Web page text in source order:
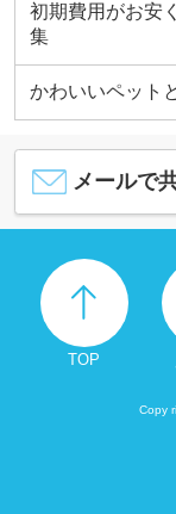
初期費用がお安
集
かわいいペット
メールで
TOP
Copy